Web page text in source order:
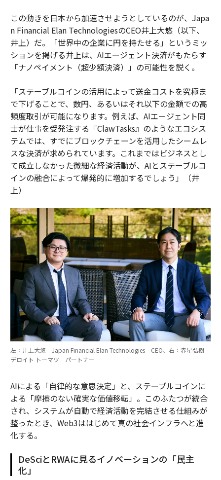
この動きを日本から加速させようとしているのが、Japa
n Financial Elan TechnologiesのCEO井上大悠（以下、
井上）だ。「世界中の企業に円を持たせる」というミッ
ションを掲げる井上は、AIエージェント決済がもたらす
「ナノペイメント（超少額決済）」の可能性を説く。
「ステーブルコインの活用によって送金コストを究極ま
で下げることで、数円、あるいはそれ以下の金額での高
頻度取引が可能になります。例えば、AIエージェント同
士が仕事を受発注する『ClawTasks』のようなエコシス
テムでは、すでにブロックチェーンを活用したシームレ
スな決済が求められています。これまではビジネスとし
て成立しなかった微細な経済活動が、AIとステーブルコ
インの融合によって爆発的に増加するでしょう」（井
上）
左：井上大悠 Japan Financial Elan Technologies CEO、右：赤星弘樹
デロイト トーマツ パートナー
AIによる「自律的な意思決定」と、ステーブルコインに
よる「摩擦のない確実な価値移転」。このふたつが統合
され、システムが自動で経済活動を完結させる仕組みが
整ったとき、Web3ははじめて真の社会インフラへと進
化する。
DeSciとRWAに見るイノベーションの「民主
化」